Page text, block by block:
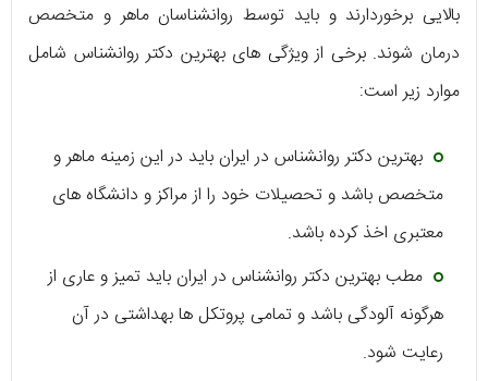
بالایی برخوردارند و باید توسط روانشناسان ماهر و متخصص
درمان شوند. برخی از ویژگی های بهترین دکتر روانشناس شامل
موارد زیر است:
بهترین دکتر روانشناس در ایران باید در این زمینه ماهر و
متخصص باشد و تحصیلات خود را از مراکز و دانشگاه های
معتبری اخذ کرده باشد.
مطب بهترین دکتر روانشناس در ایران باید تمیز و عاری از
هرگونه آلودگی باشد و تمامی پروتکل ها بهداشتی در آن
رعایت شود.